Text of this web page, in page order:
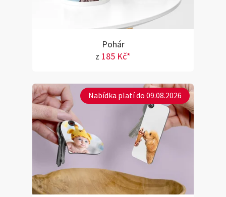
Pohár
z 185 Kč*
Nabídka platí do 09.08.2026